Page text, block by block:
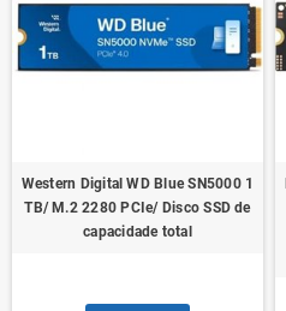
Western Digital WD Blue SN5000 1
TB/ M.2 2280 PCIe/ Disco SSD de
capacidade total